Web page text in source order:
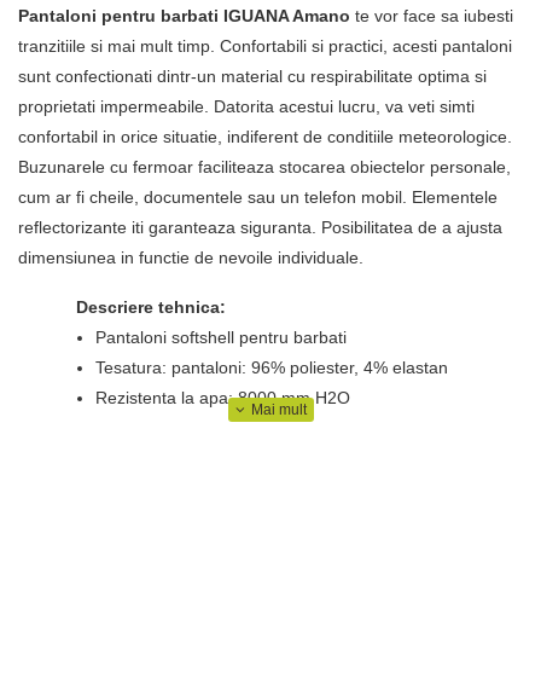
Pantaloni pentru barbati IGUANA Amano te vor face sa iubesti
tranzitiile si mai mult timp. Confortabili si practici, acesti pantaloni
sunt confectionati dintr-un material cu respirabilitate optima si
proprietati impermeabile. Datorita acestui lucru, va veti simti
confortabil in orice situatie, indiferent de conditiile meteorologice.
Buzunarele cu fermoar faciliteaza stocarea obiectelor personale,
cum ar fi cheile, documentele sau un telefon mobil. Elementele
reflectorizante iti garanteaza siguranta. Posibilitatea de a ajusta
dimensiunea in functie de nevoile individuale.
Descriere tehnica:
Pantaloni softshell pentru barbati
Tesatura: pantaloni: 96% poliester, 4% elastan
Rezistenta la apa: 8000 mm H2O
Permeabilitatea la vapori: 1000 g H2O / m2